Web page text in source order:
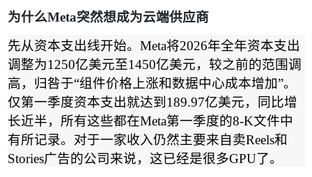
为什么Meta突然想成为云端供应商
先从资本支出线开始。 Meta将2026年全年资本支出
调整为1250亿美元至1450亿美元，较之前的范围调
高，归咎于“组件价格上涨和数据中心成本增加”。
仅第一季度资本支出就达到 189.97亿美元，同比增
长近半，所有这些都在Meta第一季度的8-K文件中
有所记录。对于一家收入仍然主要来自卖Reels和
Stories广告的公司来说，这已经是很多GPU了。